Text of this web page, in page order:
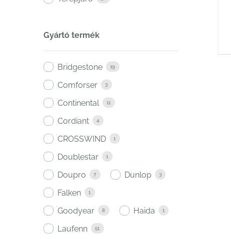
Gyártó termék
Bridgestone 19
Comforser 3
Continental 11
Cordiant 4
CROSSWIND 1
Doublestar 1
Doupro 7 Dunlop 3
Falken 1
Goodyear 8 Haida 1
Laufenn 51